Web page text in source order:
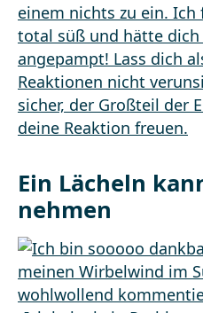
Ein Lächeln
nehmen